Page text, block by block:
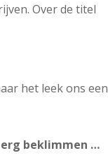
Over de titel
het leek ons een
beklimmen …